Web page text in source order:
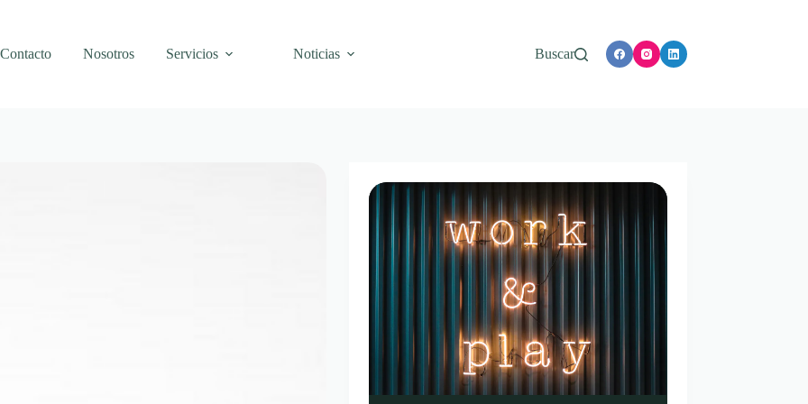
Contacto Nosotros Servicios Noticias Buscar